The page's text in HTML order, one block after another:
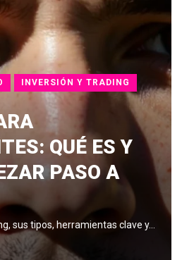
INVERSIÓN Y TRADING
QUÉ ES Y
PASO A
sus tipos, herramientas clave y…